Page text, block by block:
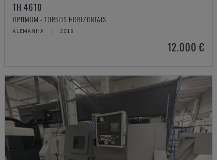
TH 4610
OPTIMUM - TORNOS HORIZONTAIS
ALEMANHA 2018
12.000 €